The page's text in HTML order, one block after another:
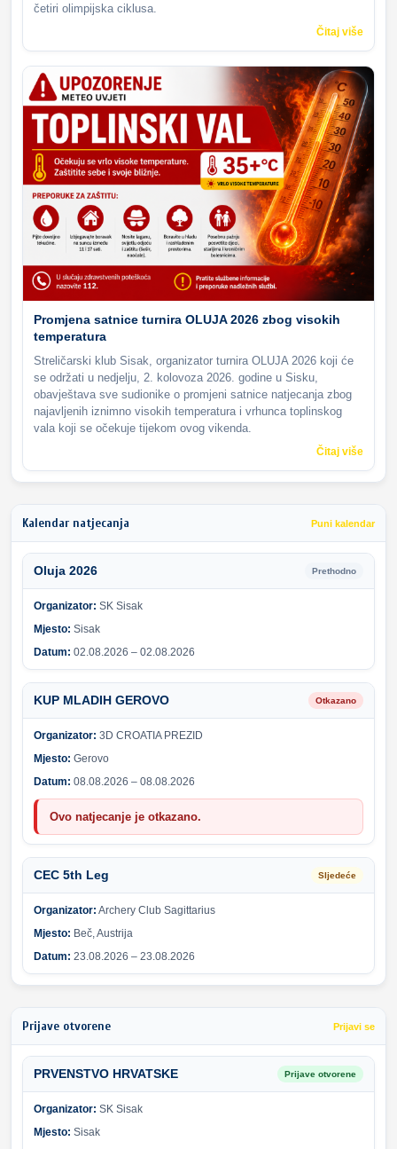
četiri olimpijska ciklusa.
Čitaj više
Promjena satnice turnira OLUJA 2026 zbog visokih
temperatura
Streličarski klub Sisak, organizator turnira OLUJA 2026 koji će
se održati u nedjelju, 2. kolovoza 2026. godine u Sisku,
obavještava sve sudionike o promjeni satnice natjecanja zbog
najavljenih iznimno visokih temperatura i vrhunca toplinskog
vala koji se očekuje tijekom ovog vikenda.
Čitaj više
Kalendar natjecanja Puni kalendar
Oluja 2026 Prethodno
Organizator: SK Sisak
Mjesto: Sisak
Datum: 02.08.2026 – 02.08.2026
KUP MLADIH GEROVO Otkazano
Organizator: 3D CROATIA PREZID
Mjesto: Gerovo
Datum: 08.08.2026 – 08.08.2026
Ovo natjecanje je otkazano.
CEC 5th Leg Sljedeće
Organizator: Archery Club Sagittarius
Mjesto: Beč, Austrija
Datum: 23.08.2026 – 23.08.2026
Prijave otvorene Prijavi se
PRVENSTVO HRVATSKE Prijave otvorene
Organizator: SK Sisak
Mjesto: Sisak